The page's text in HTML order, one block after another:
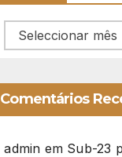
Arquivo
Comentários
admin em Sub-23